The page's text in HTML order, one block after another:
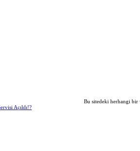
Açıldı!?
Bu sitedeki herhangi bir